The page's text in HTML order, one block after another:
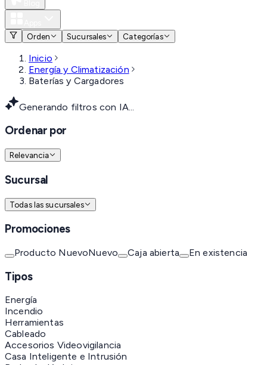
Orden
Sucursales Categorías
Inicio
Energía y Climatización
Baterías y Cargadores
Generando filtros con IA...
Ordenar por
Relevancia
Sucursal
Todas las sucursales
Promociones
Producto NuevoNuevo Caja abierta En existencia
Tipos
Energía
Incendio
Herramientas
Cableado
Accesorios Videovigilancia
Casa Inteligente e Intrusión